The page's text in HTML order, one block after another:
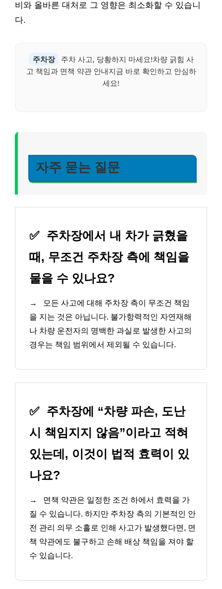
비와 올바른 대처로 그 영향은 최소화할 수 있습니
다.
주차장
주차 사고, 당황하지 마세요!차량 긁힘 사
고 책임과 면책 약관 안내지금 바로 확인하고 안심하
세요!
자주 묻는 질문
✅ 주차장에서 내 차가 긁혔을
때, 무조건 주차장 측에 책임을
물을 수 있나요?
→
모든 사고에 대해 주차장 측이 무조건 책임
을 지는 것은 아닙니다. 불가항력적인 자연재해
나 차량 운전자의 명백한 과실로 발생한 사고의
경우는 책임 범위에서 제외될 수 있습니다.
✅ 주차장에 “차량 파손, 도난
시 책임지지 않음”이라고 적혀
있는데, 이것이 법적 효력이 있
나요?
→
면책 약관은 일정한 조건 하에서 효력을 가
질 수 있습니다. 하지만 주차장 측의 기본적인 안
전 관리 의무 소홀로 인해 사고가 발생했다면, 면
책 약관에도 불구하고 손해 배상 책임을 져야 할
수 있습니다.